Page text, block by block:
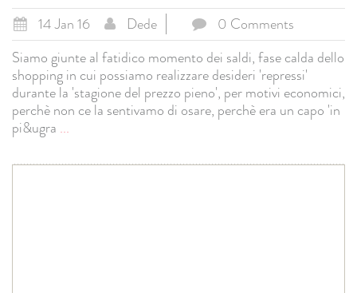
14 Jan 16 Dede
0 Comments
Siamo giunte al fatidico momento dei saldi, fase calda dello
shopping in cui possiamo realizzare desideri 'repressi'
durante la 'stagione del prezzo pieno', per motivi economici,
perchè non ce la sentivamo di osare, perchè era un capo 'in
pi&ugra ...